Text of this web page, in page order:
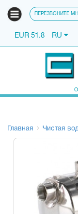
ПЕРЕЗВОНИТЕ
EUR 51.8 RU
Главная Чистая